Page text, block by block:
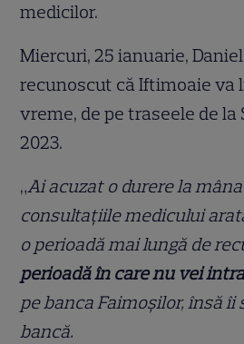
medicilor.
Miercuri, 25 ianuarie,
recunoscut că Iftimoaie va
vreme, de pe traseele de
2023.
„Ai acuzat o durere la
consultațiile medicului
o perioadă mai lungă de
perioadă în care nu vei
pe banca Faimoșilor, însă îi
bancă.